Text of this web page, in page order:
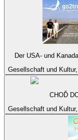
Der USA- und
Gesellschaft und
CHOĎ
Gesellschaft und